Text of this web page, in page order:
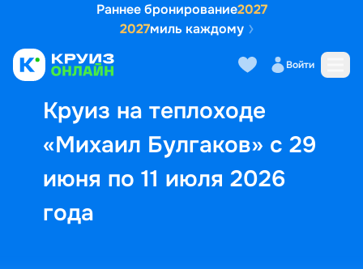
Раннее бронирование2027
2027миль каждому
Войти
Круиз на теплоходе
«Михаил Булгаков» с 29
июня по 11 июля 2026
года
Выбор кают Маршрут и